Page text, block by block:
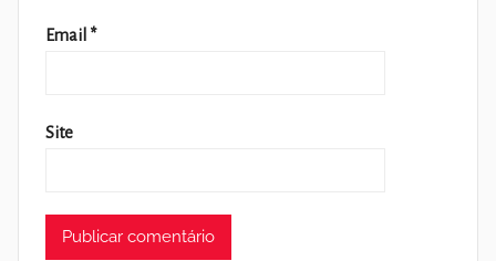
Email *
Site